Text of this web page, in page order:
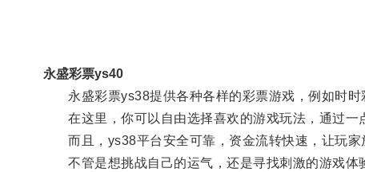
永盛彩票ys40
永盛彩票ys38提供各种各样的彩票游戏，例如时时
在这里，你可以自由选择喜欢的游戏玩法，通过一
而且，ys38平台安全可靠，资金流转快速，让玩家
不管是想挑战自己的运气，还是寻找刺激的游戏体